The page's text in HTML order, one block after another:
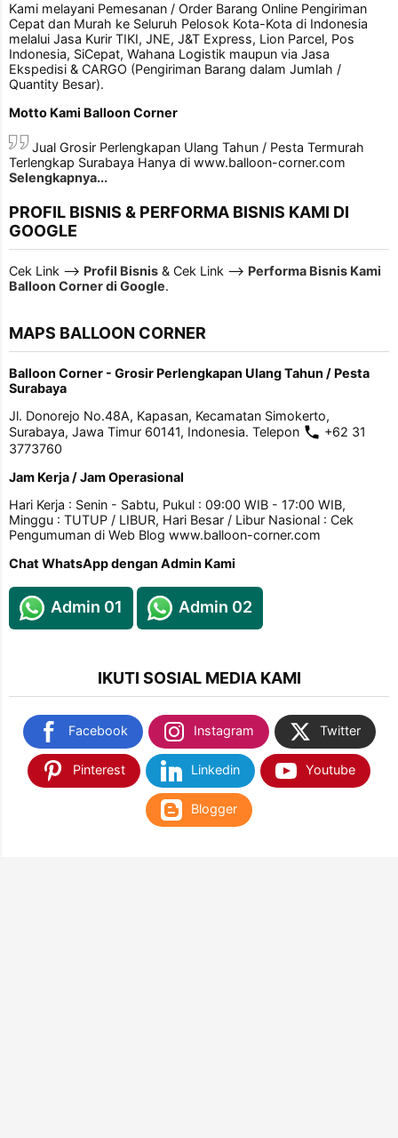
Kami melayani Pemesanan / Order Barang Online Pengiriman
Cepat dan Murah ke Seluruh Pelosok Kota-Kota di Indonesia
melalui Jasa Kurir TIKI, JNE, J&T Express, Lion Parcel, Pos
Indonesia, SiCepat, Wahana Logistik maupun via Jasa
Ekspedisi & CARGO (Pengiriman Barang dalam Jumlah /
Quantity Besar).
Motto Kami Balloon Corner
Jual Grosir Perlengkapan Ulang Tahun / Pesta Termurah
Terlengkap Surabaya Hanya di www.balloon-corner.com
Selengkapnya...
PROFIL BISNIS & PERFORMA BISNIS KAMI DI
GOOGLE
Cek Link --> Profil Bisnis & Cek Link --> Performa Bisnis Kami
Balloon Corner di Google.
MAPS BALLOON CORNER
Balloon Corner - Grosir Perlengkapan Ulang Tahun / Pesta
Surabaya
Jl. Donorejo No.48A, Kapasan, Kecamatan Simokerto,
Surabaya, Jawa Timur 60141, Indonesia. Telepon
+62 31
3773760
Jam Kerja / Jam Operasional
Hari Kerja : Senin - Sabtu, Pukul : 09:00 WIB - 17:00 WIB,
Minggu : TUTUP / LIBUR, Hari Besar / Libur Nasional : Cek
Pengumuman di Web Blog www.balloon-corner.com
Chat WhatsApp dengan Admin Kami
Admin 01 Admin 02
IKUTI SOSIAL MEDIA KAMI
Facebook Instagram Twitter
Pinterest Linkedin Youtube
Blogger